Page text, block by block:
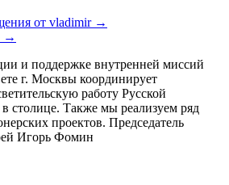
от vladimir →
→
и поддержке внутренней миссий
г. Москвы координирует
работу Русской
столице. Также мы реализуем ряд
проектов. Председатель
Игорь Фомин